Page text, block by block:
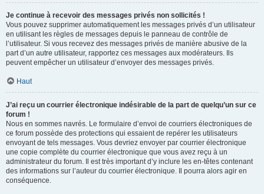
Je continue à recevoir des messages privés non sollicités !
Vous pouvez supprimer automatiquement les messages privés d’un utilisateur
en utilisant les règles de messages depuis le panneau de contrôle de
l’utilisateur. Si vous recevez des messages privés de manière abusive de la
part d’un autre utilisateur, rapportez ces messages aux modérateurs. Ils
peuvent empêcher un utilisateur d’envoyer des messages privés.
Haut
J’ai reçu un courrier électronique indésirable de la part de quelqu’un sur ce
forum !
Nous en sommes navrés. Le formulaire d’envoi de courriers électroniques de
ce forum possède des protections qui essaient de repérer les utilisateurs
envoyant de tels messages. Vous devriez envoyer par courrier électronique
une copie complète du courrier électronique que vous avez reçu à un
administrateur du forum. Il est très important d’y inclure les en-têtes contenant
des informations sur l’auteur du courrier électronique. Il pourra alors agir en
conséquence.